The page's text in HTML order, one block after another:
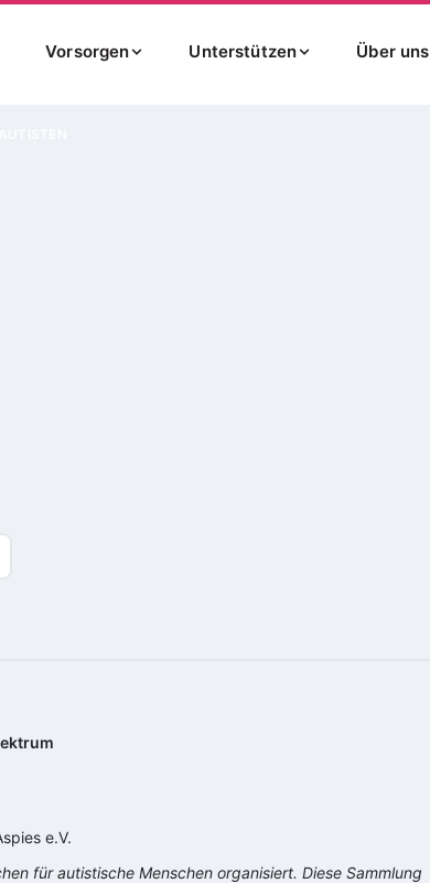
Vorsorgen Unterstützen Über uns
e.V.
für autistische Menschen organisiert. Diese Sammlung